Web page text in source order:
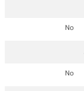
No
No